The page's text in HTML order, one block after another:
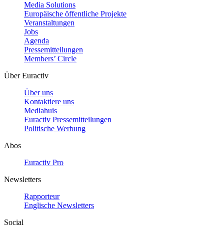
Media Solutions
Europäische öffentliche Projekte
Veranstaltungen
Jobs
Agenda
Pressemitteilungen
Members’ Circle
Über Euractiv
Über uns
Kontaktiere uns
Mediahuis
Euractiv Pressemitteilungen
Politische Werbung
Abos
Euractiv Pro
Newsletters
Rapporteur
Englische Newsletters
Social